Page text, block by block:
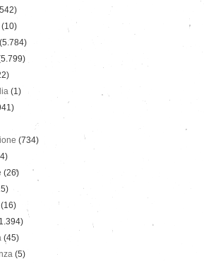
(10)
(5.784)
(1)
(734)
(26)
(16)
(45)
(5)